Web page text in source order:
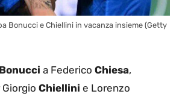
Bonucci e Chiellini in vacanza insieme (Getty
Bonucci a Federico Chiesa,
Chiellini e Lorenzo